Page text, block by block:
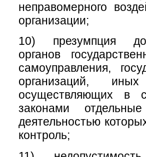
неправомерного
организации;
10) презумпция
органов
самоуправления,
организаций,
осуществляющих в
законами
деятельностью
контроль;